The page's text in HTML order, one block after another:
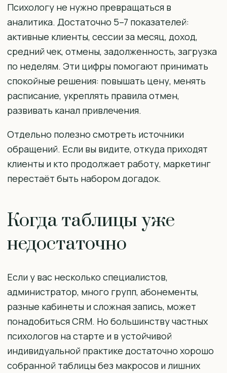
Психологу не нужно превращаться в
аналитика. Достаточно 5–7 показателей:
активные клиенты, сессии за месяц, доход,
средний чек, отмены, задолженность, загрузка
по неделям. Эти цифры помогают принимать
спокойные решения: повышать цену, менять
расписание, укреплять правила отмен,
развивать канал привлечения.
Отдельно полезно смотреть источники
обращений. Если вы видите, откуда приходят
клиенты и кто продолжает работу, маркетинг
перестаёт быть набором догадок.
Когда таблицы уже
недостаточно
Если у вас несколько специалистов,
администратор, много групп, абонементы,
разные кабинеты и сложная запись, может
понадобиться CRM. Но большинству частных
психологов на старте и в устойчивой
индивидуальной практике достаточно хорошо
собранной таблицы без макросов и лишних